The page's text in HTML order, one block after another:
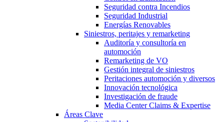
Seguridad contra Incendios
Seguridad Industrial
Energías Renovables
Siniestros, peritajes y remarketing
Auditoría y consultoría en
automoción
Remarketing de VO
Gestión integral de siniestros
Peritaciones automoción y diversos
Innovación tecnológica
Investigación de fraude
Media Center Claims & Expertise
Áreas Clave